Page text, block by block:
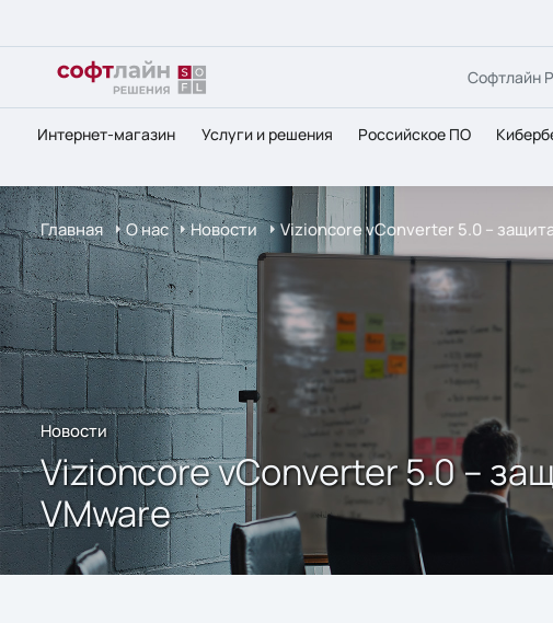
Софтлайн
Интернет-магазин Услуги и решения Российское ПО
Главная О нас Новости Vizioncore vConverter 5.0 –
Новости
Vizioncore vConverter 5.0 –
VMware